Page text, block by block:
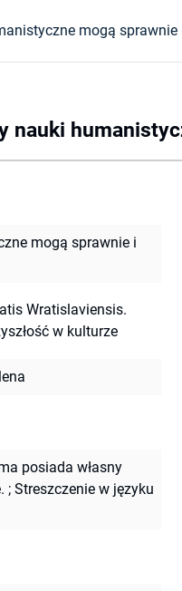
nauki
mogą sprawnie i
Wratislaviensis.
w kulturze
posiada własny
; Streszczenie w języku